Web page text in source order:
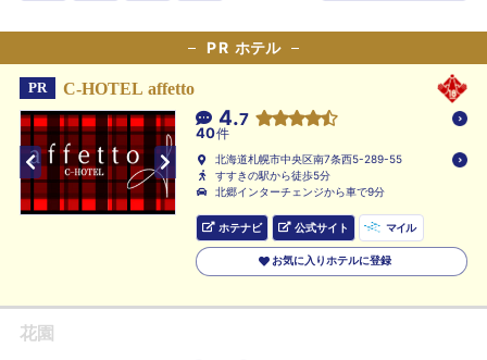
PR ホテル
PR C-HOTEL affetto
4.7
40件
北海道札幌市中央区南7条西5-289-55
すすきの駅から徒歩5分
北郷インターチェンジから車で9分
ホテナビ 公式サイト マイル
お気に入りホテルに登録
花園